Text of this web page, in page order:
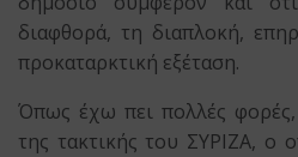
διαφθορά, τη διαπλοκή,
προκαταρκτική εξέταση.
Όπως έχω πει πολλές φορές,
της τακτικής του ΣΥΡΙΖΑ, ο